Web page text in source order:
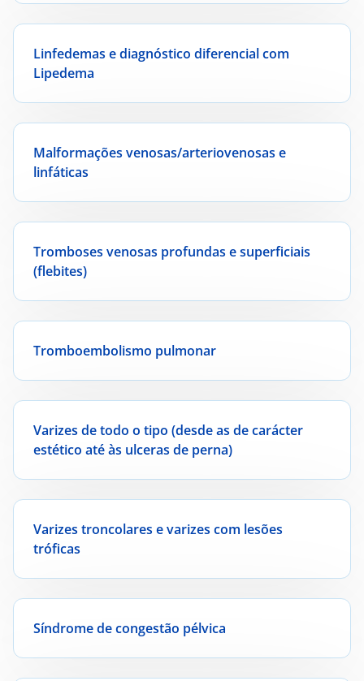
Linfedemas e diagnóstico diferencial com
Lipedema
Malformações venosas/arteriovenosas e
linfáticas
Tromboses venosas profundas e superficiais
(flebites)
Tromboembolismo pulmonar
Varizes de todo o tipo (desde as de carácter
estético até às ulceras de perna)
Varizes troncolares e varizes com lesões
tróficas
Síndrome de congestão pélvica